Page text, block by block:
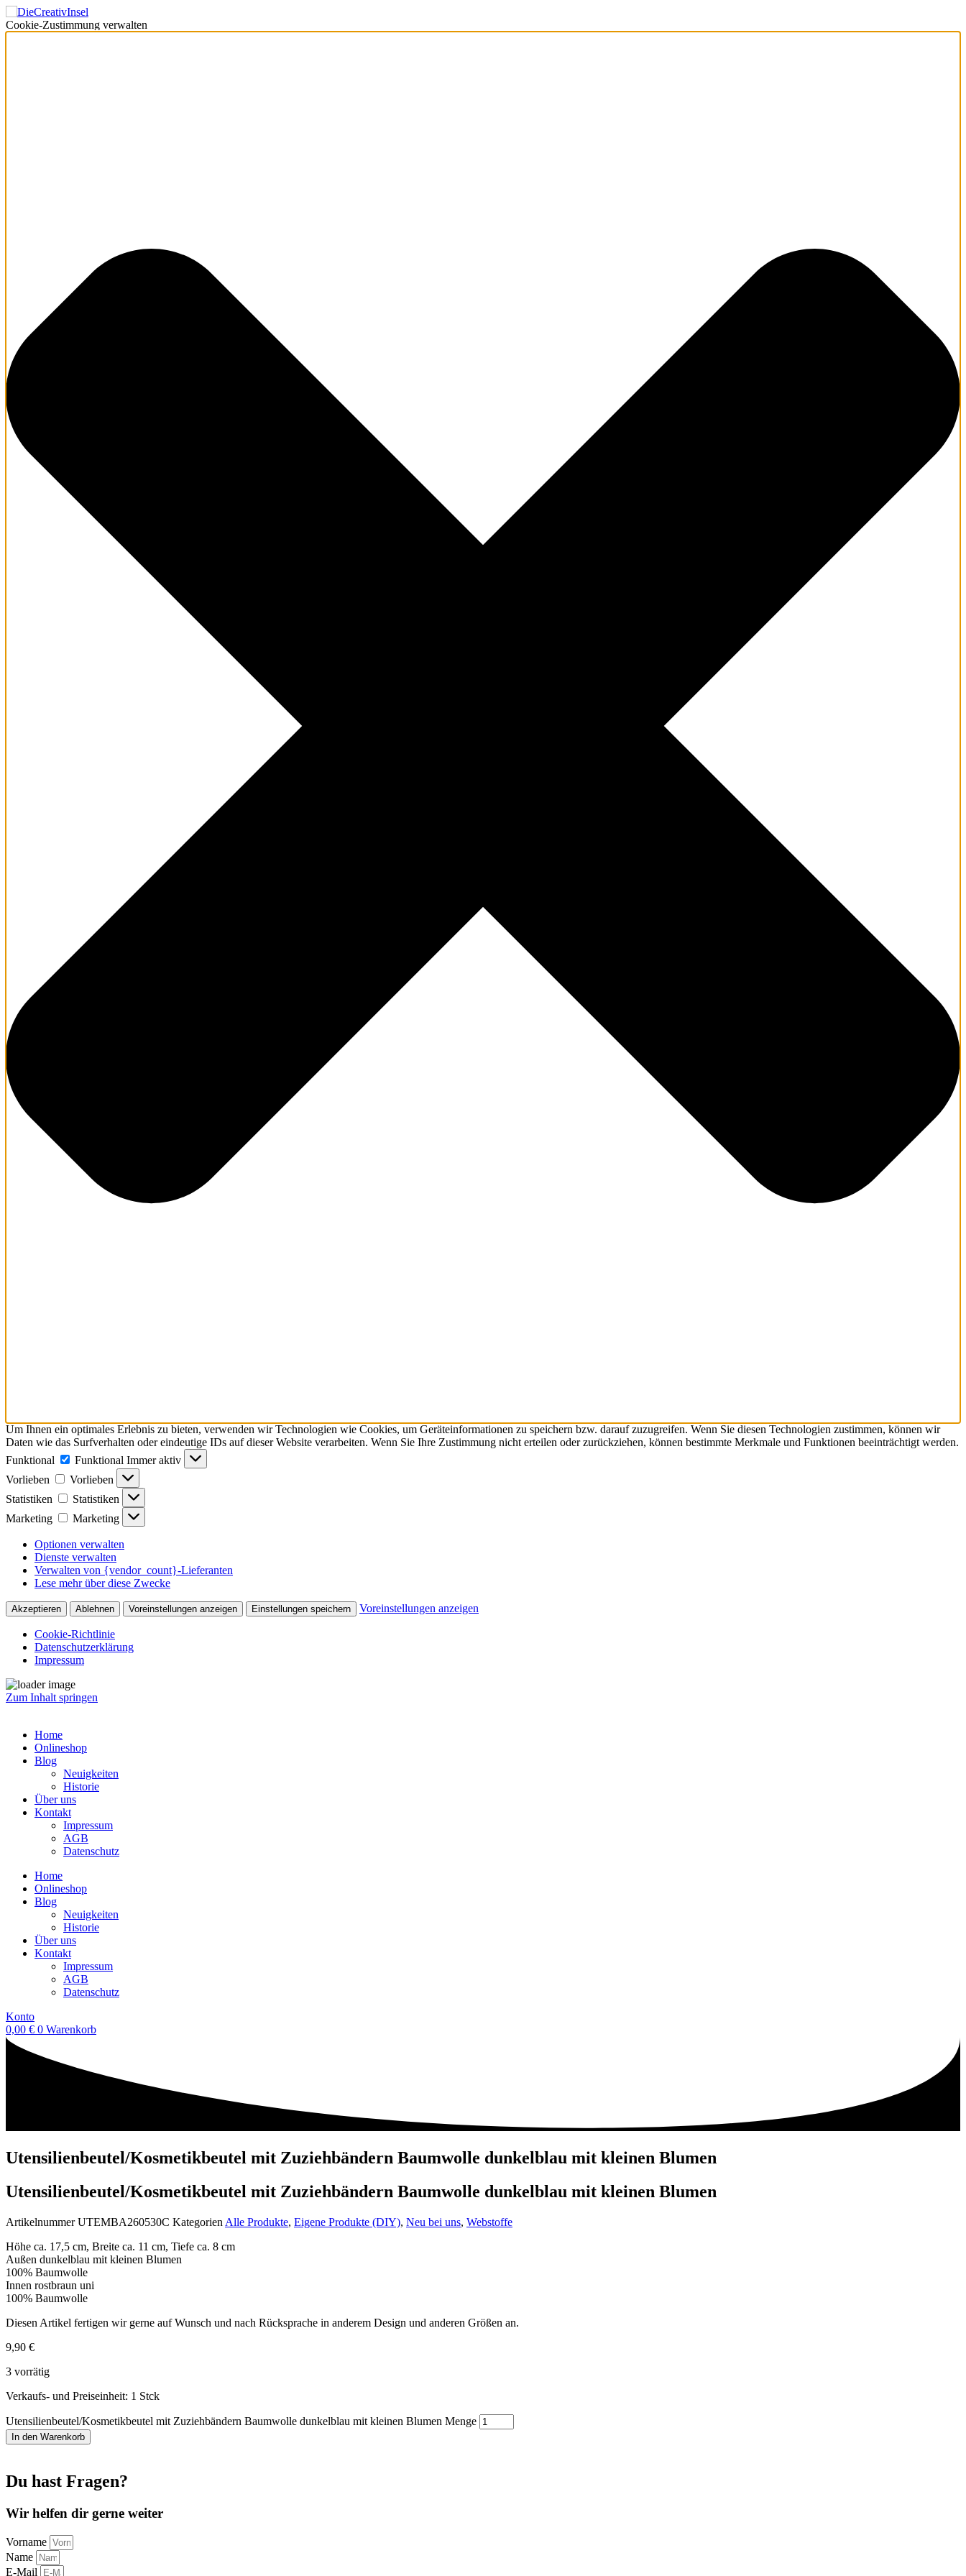
Cookie-Zustimmung verwalten
Um Ihnen ein optimales Erlebnis zu bieten, verwenden wir Technologien wie Cookies, um Geräteinformationen zu speichern bzw. darauf zuzugreifen. Wenn Sie diesen Technologien zustimmen, können wir
Daten wie das Surfverhalten oder eindeutige IDs auf dieser Website verarbeiten. Wenn Sie Ihre Zustimmung nicht erteilen oder zurückziehen, können bestimmte Merkmale und Funktionen beeinträchtigt werden.
Funktional
Funktional Immer aktiv
Vorlieben
Vorlieben
Statistiken
Statistiken
Marketing
Marketing
Optionen verwalten
Dienste verwalten
Verwalten von {vendor_count}-Lieferanten
Lese mehr über diese Zwecke
Akzeptieren Ablehnen Voreinstellungen anzeigen Einstellungen speichern Voreinstellungen anzeigen
Cookie-Richtlinie
Datenschutzerklärung
Impressum
Zum Inhalt springen
Home
Onlineshop
Blog
Neuigkeiten
Historie
Über uns
Kontakt
Impressum
AGB
Datenschutz
Home
Onlineshop
Blog
Neuigkeiten
Historie
Über uns
Kontakt
Impressum
AGB
Datenschutz
Konto
0,00 € 0 Warenkorb
Utensilienbeutel/Kosmetikbeutel mit Zuziehbändern Baumwolle dunkelblau mit kleinen Blumen
Utensilienbeutel/Kosmetikbeutel mit Zuziehbändern Baumwolle dunkelblau mit kleinen Blumen
ArtikelnummerUTEMBA260530C Kategorien Alle Produkte, Eigene Produkte (DIY), Neu bei uns, Webstoffe
Höhe ca. 17,5 cm, Breite ca. 11 cm, Tiefe ca. 8 cm
Außen dunkelblau mit kleinen Blumen
100% Baumwolle
Innen rostbraun uni
100% Baumwolle
Diesen Artikel fertigen wir gerne auf Wunsch und nach Rücksprache in anderem Design und anderen Größen an.
9,90 €
3 vorrätig
Verkaufs- und Preiseinheit: 1 Stck
Utensilienbeutel/Kosmetikbeutel mit Zuziehbändern Baumwolle dunkelblau mit kleinen Blumen Menge
In den Warenkorb
Du hast Fragen?
Wir helfen dir gerne weiter
Vorname
Name
E-Mail